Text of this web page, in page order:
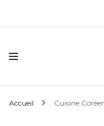
Accueil Cuisine